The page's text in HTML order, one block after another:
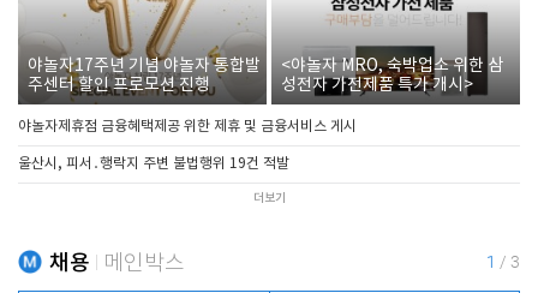
야놀자17주년 기념 야놀자 통합발
주센터 할인 프로모션 진행
<야놀자 MRO, 숙박업소 위한 삼
성전자 가전제품 특가 개시>
야놀자제휴점 금융혜택제공 위한 제휴 및 금융서비스 게시
울산시, 피서․행락지 주변 불법행위 19건 적발
더보기
채용 메인박스 1 / 3